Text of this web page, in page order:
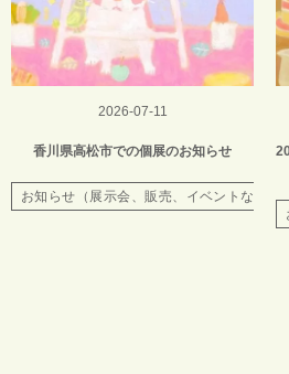
2026-07-11
香川県高松市での個展のお知らせ
お知らせ（展示会、販売、イベントなど）